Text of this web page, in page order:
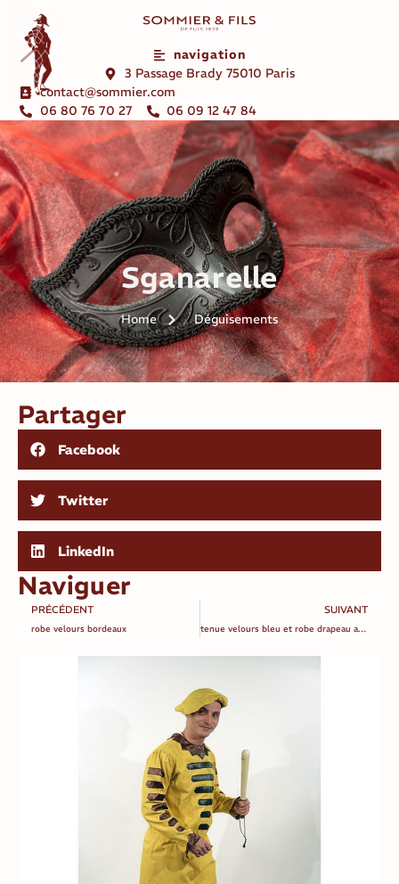
navigation
3 Passage Brady 75010 Paris
contact@sommier.com
06 80 76 70 27
06 09 12 47 84
Sganarelle
Home Déguisements
Partager
Facebook
Twitter
LinkedIn
Naviguer
PRÉCÉDENT
robe velours bordeaux
SUIVANT
tenue velours bleu et robe drapeau anglais